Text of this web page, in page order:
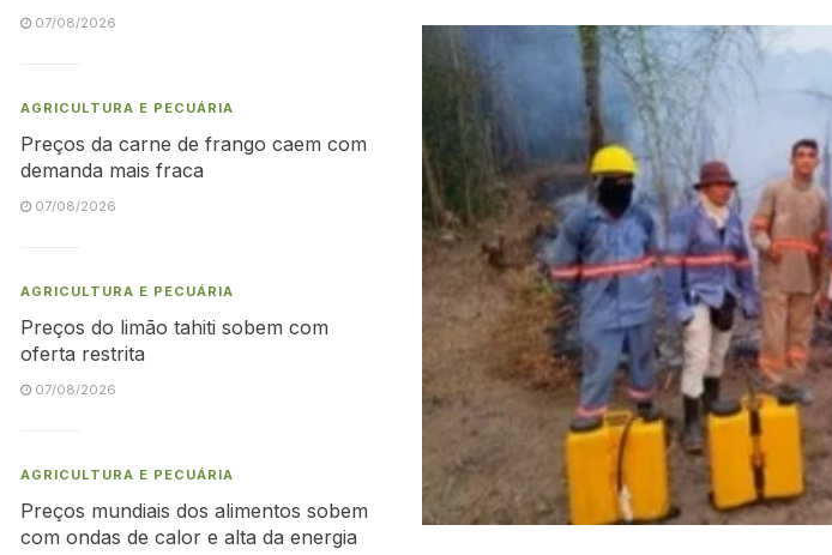
07/08/2026
AGRICULTURA E PECUÁRIA
Preços da carne de frango caem com
demanda mais fraca
07/08/2026
AGRICULTURA E PECUÁRIA
Preços do limão tahiti sobem com
oferta restrita
07/08/2026
AGRICULTURA E PECUÁRIA
Preços mundiais dos alimentos sobem
com ondas de calor e alta da energia